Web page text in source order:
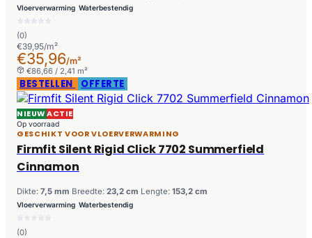
Vloerverwarming Waterbestendig
(0)
€39,95/m²
€35,96/m²
€86,66 / 2,41 m²
BESTELLEN OFFERTE
NIEUWACTIE
Op voorraad
GESCHIKT VOOR VLOERVERWARMING
Firmfit Silent Rigid Click 7702 Summerfield
Cinnamon
Dikte: 7,5 mm Breedte: 23,2 cm Lengte: 153,2 cm
Vloerverwarming Waterbestendig
(0)